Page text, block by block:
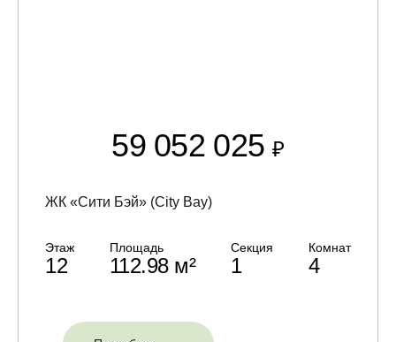
59 052 025₽
ЖК «Сити Бэй» (City Bay)
Этаж
12
Площадь
112.98 м²
Секция
1
Комнат
4